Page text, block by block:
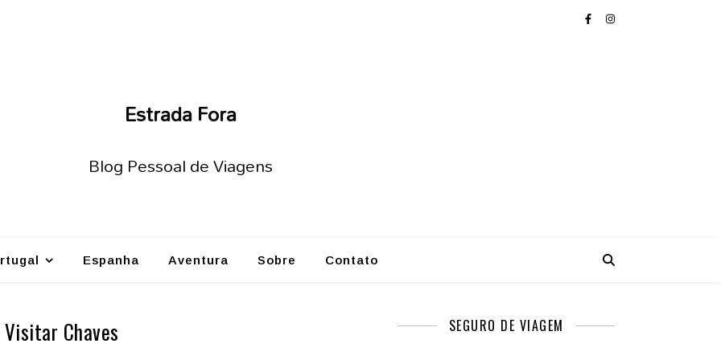
Estrada Fora
Blog Pessoal de Viagens
Espanha Aventura Sobre Contato
Visitar Chaves SEGURO DE VIAGEM